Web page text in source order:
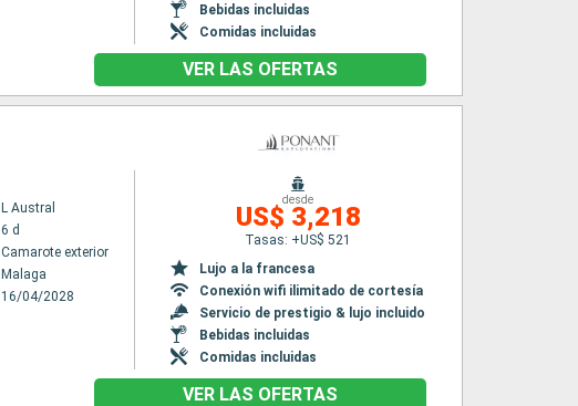
Bebidas incluidas
Comidas incluidas
VER LAS OFERTAS
L Austral
6 d
Camarote exterior
Malaga
16/04/2028
desde
US$ 3,218
Tasas: +US$ 521
Lujo a la francesa
Conexión wifi ilimitado de cortesía
Servicio de prestigio & lujo incluido
Bebidas incluidas
Comidas incluidas
VER LAS OFERTAS